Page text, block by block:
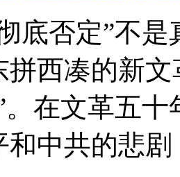
底否定”不
拼西凑的新
。在文革五
和中共的悲